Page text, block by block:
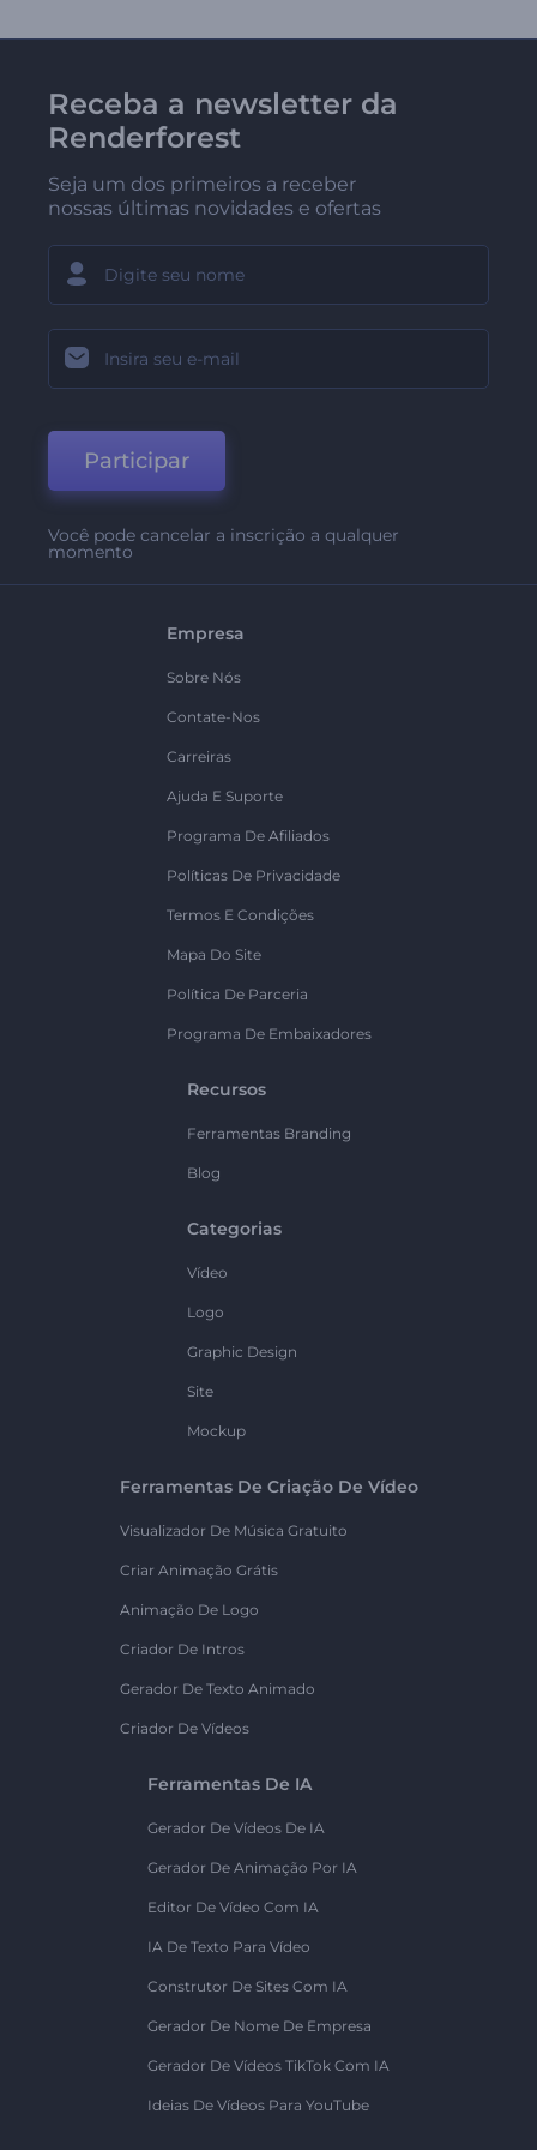
Receba a newsletter da
Renderforest
Seja um dos primeiros a receber
nossas últimas novidades e ofertas
Participar
Você pode cancelar a inscrição a qualquer
momento
Empresa
Sobre Nós
Contate-Nos
Carreiras
Ajuda E Suporte
Programa De Afiliados
Políticas De Privacidade
Termos E Condições
Mapa Do Site
Política De Parceria
Programa De Embaixadores
Recursos
Ferramentas Branding
Blog
Categorias
Vídeo
Logo
Graphic Design
Site
Mockup
Ferramentas De Criação De Vídeo
Visualizador De Música Gratuito
Criar Animação Grátis
Animação De Logo
Criador De Intros
Gerador De Texto Animado
Criador De Vídeos
Ferramentas De IA
Gerador De Vídeos De IA
Gerador De Animação Por IA
Editor De Vídeo Com IA
IA De Texto Para Vídeo
Construtor De Sites Com IA
Gerador De Nome De Empresa
Gerador De Vídeos TikTok Com IA
Ideias De Vídeos Para YouTube